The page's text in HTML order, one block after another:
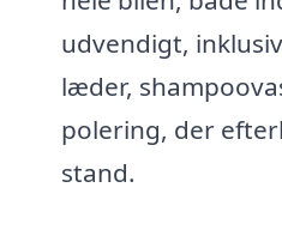
udvendigt,
læder,
polering, der
stand.